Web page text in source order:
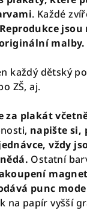
. Každé
Reprodukce
malby.
každý dětský
ZŠ, aj.
za plakát
napište si,
vždy
Ostatní
punc
na papír vyšší